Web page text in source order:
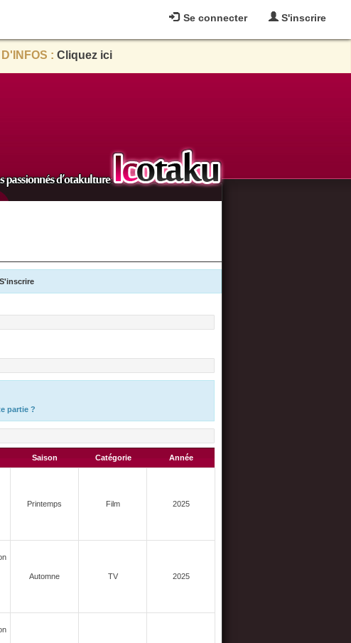
Se connecter S'inscrire
: Cliquez ici
S'inscrire
partie ?
Saison Catégorie Année
Printemps Film 2025
Automne
TV 2025